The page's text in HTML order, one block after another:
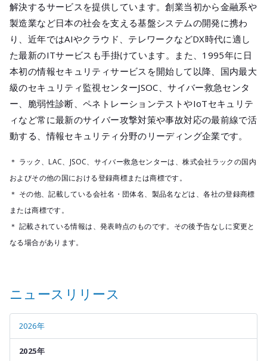
解決するサービスを提供しています。創業当初から金融系や
製造業など日本の社会を支える基盤システムの開発に携わ
り、近年ではAIやクラウド、テレワークなどDX時代に適し
た最新のITサービスも手掛けています。また、1995年に日
本初の情報セキュリティサービスを開始して以降、国内最大
級のセキュリティ監視センターJSOC、サイバー救急センタ
ー、脆弱性診断、ペネトレーションテストやIoTセキュリテ
ィなど常に最新のサイバー攻撃対策や事故対応の最前線で活
動する、情報セキュリティ分野のリーディング企業です。
＊ ラック、LAC、JSOC、サイバー救急センターは、株式会社ラックの国内
およびその他の国における登録商標または商標です。
＊ その他、記載している会社名・団体名、製品名などは、各社の登録商標
または商標です。
＊ 記載されている情報は、発表時点のものです。その後予告なしに変更と
なる場合があります。
ニュースリリース
2026年
2025年